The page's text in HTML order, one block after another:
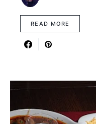
READ MORE